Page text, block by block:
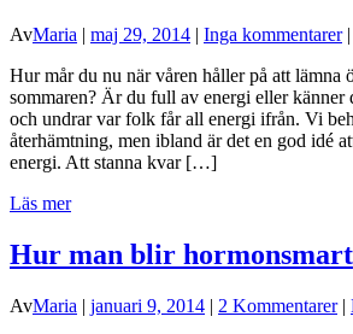
AvMaria | maj 29, 2014 | Inga kommentarer|
Hur mår du nu när våren håller på att lämna
sommaren? Är du full av energi eller känner
och undrar var folk får all energi ifrån. Vi
återhämtning, men ibland är det en god idé
energi. Att stanna kvar […]
Läs mer
Hur man blir hormonsmart
AvMaria | januari 9, 2014 | 2 Kommentarer|